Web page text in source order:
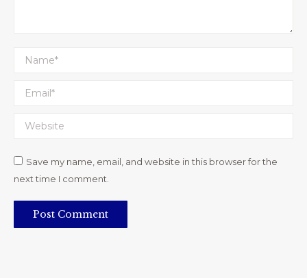
Name *
Email *
Website
Save my name, email, and website in this browser for the
next time I comment.
Post Comment